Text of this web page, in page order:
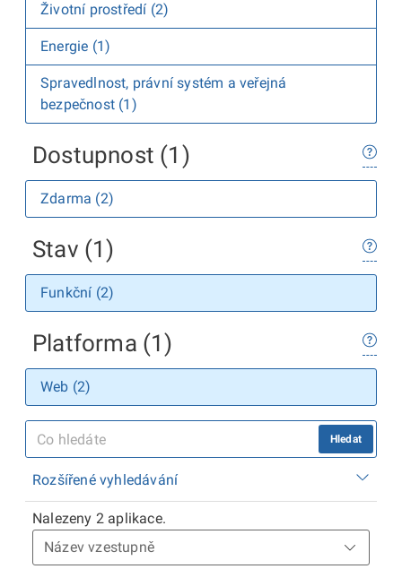
Životní prostředí (2)
Energie (1)
Spravedlnost, právní systém a veřejná
bezpečnost (1)
Dostupnost (1)
Zdarma (2)
Stav (1)
Funkční (2)
Platforma (1)
Web (2)
Hledat
Rozšířené vyhledávání
Nalezeny 2 aplikace.